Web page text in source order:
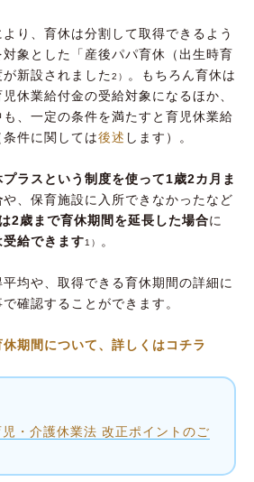
り、育休は分割して取得できるよう
象とした「産後パパ育休（出生時育
新設されました2）
。もちろん育休は
休業給付金の受給対象になるほか、
、一定の条件を満たすと育児休業給
件に関しては後述 します）。
ラスという制度を使って1歳2カ月ま
や、保育施設に入所できなかったなど
2歳まで育休期間を延長した場合に
給できます1） 。
均や、取得できる育休期間の詳細に
確認することができます。
休期間について、詳しくはコチラ
・介護休業法 改正ポイントのご